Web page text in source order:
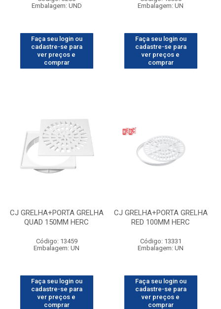
Embalagem: UND
Faça seu login ou
cadastre-se para
ver preços e
comprar
Embalagem: UN
Faça seu login ou
cadastre-se para
ver preços e
comprar
CJ GRELHA+PORTA GRELHA
QUAD 150MM HERC
Código: 13459
Embalagem: UN
Faça seu login ou
cadastre-se para
ver preços e
comprar
CJ GRELHA+PORTA GRELHA
RED 100MM HERC
Código: 13331
Embalagem: UN
Faça seu login ou
cadastre-se para
ver preços e
comprar